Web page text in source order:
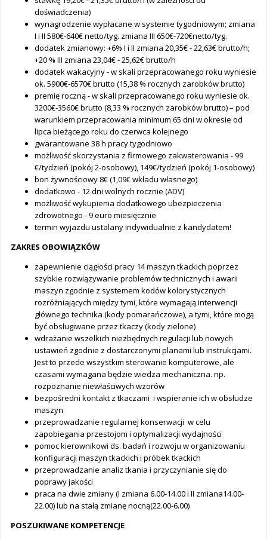
doświadczenia)
wynagrodzenie wypłacane w systemie tygodniowym; zmiana
I i II 580€-640€ netto/tyg. zmiana III 650€-720€netto/tyg.
dodatek zmianowy: +6% I i II zmiana 20,35€ - 22,63€ brutto/h;
+20 % III zmiana 23,04€ - 25,62€ brutto/h
dodatek wakacyjny - w skali przepracowanego roku wyniesie
ok. 5900€-6570€ brutto (15,38 % rocznych zarobków brutto)
premię roczną - w skali przepracowanego roku wyniesie ok.
3200€-3560€ brutto (8,33 % rocznych zarobków brutto) – pod
warunkiem przepracowania minimum 65 dni w okresie od
lipca bieżącego roku do czerwca kolejnego
gwarantowane 38 h pracy tygodniowo
możliwość skorzystania z firmowego zakwaterowania - 99
€/tydzień (pokój 2-osobowy), 149€/tydzień (pokój 1-osobowy)
bon żywnościowy 8€ (1,09€ wkładu własnego)
dodatkowo - 12 dni wolnych rocznie (ADV)
możliwość wykupienia dodatkowego ubezpieczenia
zdrowotnego - 9 euro miesięcznie
termin wyjazdu ustalany indywidualnie z kandydatem!
ZAKRES OBOWIĄZKÓW
zapewnienie ciągłości pracy 14 maszyn tkackich poprzez
szybkie rozwiązywanie problemów technicznych i awarii
maszyn zgodnie z systemem kodów kolorystycznych
rozróżniających między tymi, które wymagają interwencji
głównego technika (kody pomarańczowe), a tymi, które mogą
być obsługiwane przez tkaczy (kody zielone)
wdrażanie wszelkich niezbędnych regulacji lub nowych
ustawień zgodnie z dostarczonymi planami lub instrukcjami.
Jest to przede wszystkim sterowanie komputerowe, ale
czasami wymagana będzie wiedza mechaniczna. np.
rozpoznanie niewłaściwych wzorów
bezpośredni kontakt z tkaczami i wspieranie ich w obsłudze
maszyn
przeprowadzanie regularnej konserwacji w celu
zapobiegania przestojom i optymalizacji wydajności
pomoc kierownikowi ds. badań i rozwoju w organizowaniu
konfiguracji maszyn tkackich i próbek tkackich
przeprowadzanie analiz tkania i przyczynianie się do
poprawy jakości
praca na dwie zmiany (I zmiana 6.00-14.00 i II zmiana14.00-
22.00) lub na stałą zmianę nocną(22.00-6.00)
POSZUKIWANE KOMPETENCJE